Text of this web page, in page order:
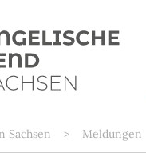
Sachsen Meldungen